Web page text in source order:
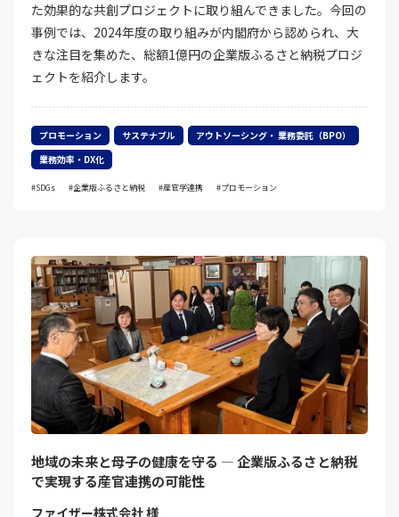
た効果的な共創プロジェクトに取り組んできました。今回の
事例では、2024年度の取り組みが内閣府から認められ、大
きな注目を集めた、総額1億円の企業版ふるさと納税プロジ
ェクトを紹介します。
プロモーション サステナブル
アウトソーシング・ 業務委託（BPO）
業務効率・DX化
SDGs 企業版ふるさと納税 産官学連携 プロモーション
地域の未来と母子の健康を守る ― 企業版ふるさと納税
で実現する産官連携の可能性
ファイザー株式会社 様